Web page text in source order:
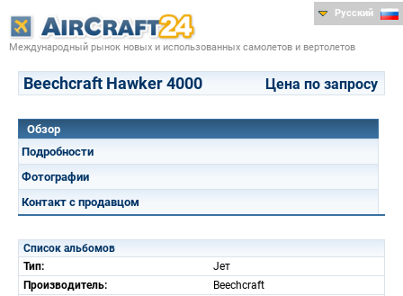
Международный рынок новых и использованных самолетов и вертолетов
Русский
Beechcraft Hawker 4000 Цена по запросу
Обзор
Подробности
Фотографии
Контакт с продавцом
Список альбомов
Тип:
Jет
Производитель:
Beechcraft